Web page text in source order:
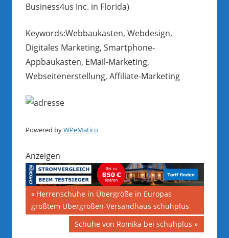
Business4us Inc. in Florida)
Keywords:Webbaukasten, Webdesign,
Digitales Marketing, Smartphone-
Appbaukasten, EMail-Marketing,
Webseitenerstellung, Affiliate-Marketing
Powered byWPeMatico
Anzeigen
Beitragsnavigation
Vorheriger
Beitrag:
Herrenschuhe in Übergröße in Europas
größtem Übergrößen-Versandhaus schuhplus
Nächster
Schuhe von Romika bei schuhplus